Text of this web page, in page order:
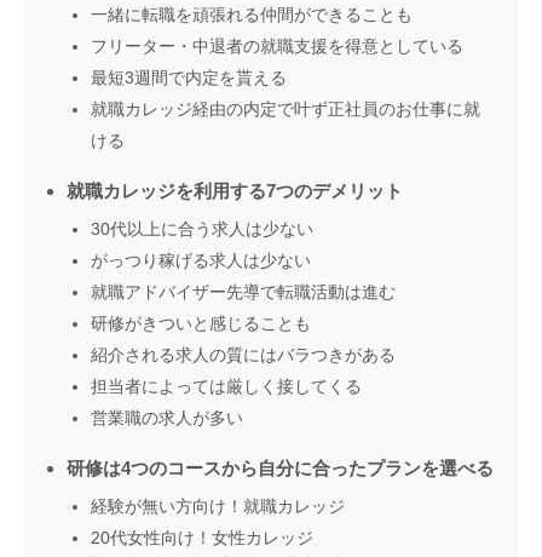
一緒に転職を頑張れる仲間ができることも
フリーター・中退者の就職支援を得意としている
最短3週間で内定を貰える
就職カレッジ経由の内定で叶ず正社員のお仕事に就
ける
就職カレッジを利用する7つのデメリット
30代以上に合う求人は少ない
がっつり稼げる求人は少ない
就職アドバイザー先導で転職活動は進む
研修がきついと感じることも
紹介される求人の質にはバラつきがある
担当者によっては厳しく接してくる
営業職の求人が多い
研修は4つのコースから自分に合ったプランを選べる
経験が無い方向け！就職カレッジ
20代女性向け！女性カレッジ